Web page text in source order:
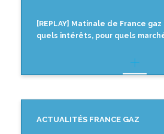
[REPLAY] Matinale de France gaz
quels intérêts, pour quels
ACTUALITÉS FRANCE GAZ